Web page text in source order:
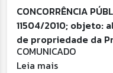
CONCORRÊNCIA
11504/2010; objeto:
de propriedade da
COMUNICADO
Leia mais